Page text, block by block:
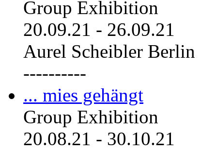
Group Exhibition
20.09.21 - 26.09.21
Aurel Scheibler Berlin
----------
... mies gehängt
Group Exhibition
20.08.21 - 30.10.21